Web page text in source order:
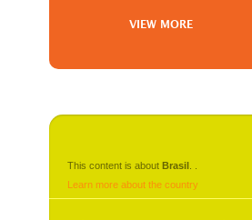
VIEW MORE
This content is about Brasil
Learn more about the country